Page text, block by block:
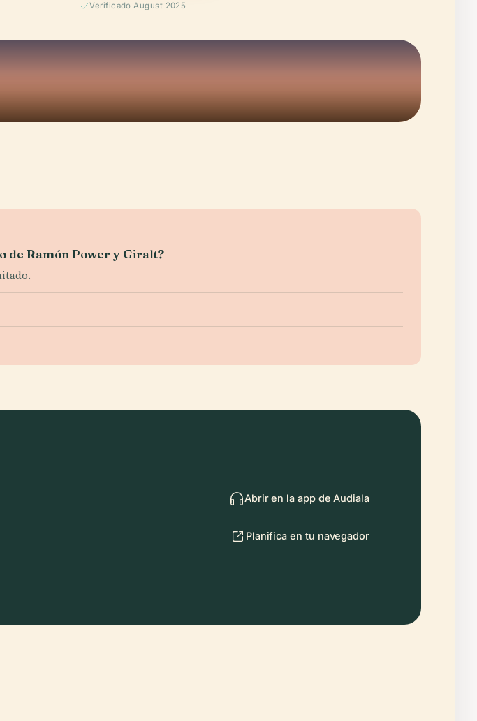
Verificado August 2025
de Ramón Power y Giralt?
Abrir en la app de Audiala
Planifica en tu navegador